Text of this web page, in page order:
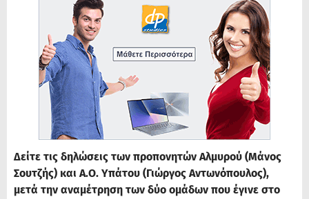
Δείτε τις δηλώσεις των προπονητών Αλμυρού (Μάνος
Σουτζής) και Α.Ο. Υπάτου (Γιώργος Αντωνόπουλος),
μετά την αναμέτρηση των δύο ομάδων που έγινε στο